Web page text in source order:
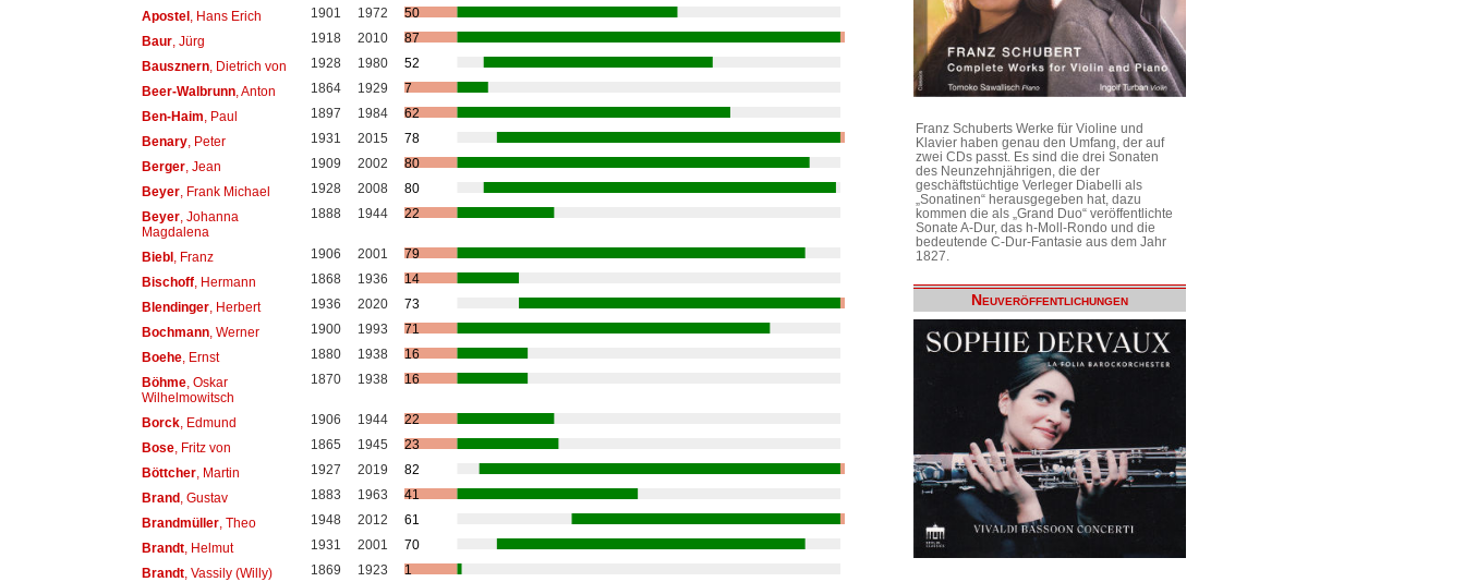
Apostel, Hans Erich 1901 1972
50
Baur, Jürg 1918 2010
87
Bausznern, Dietrich von 1928 1980
52
Beer-Walbrunn, Anton 1864 1929
7
Ben-Haim , Paul 1897 1984
62
Benary, Peter 1931 2015
78
Berger, Jean 1909 2002
80
Beyer, Frank Michael 1928 2008
80
Beyer, Johanna
Magdalena
1888 1944 22
Biebl, Franz 1906 2001
79
Bischoff, Hermann 1868 1936
14
Blendinger, Herbert 1936 2020
73
Bochmann, Werner 1900 1993
71
Boehe, Ernst 1880 1938
16
Böhme, Oskar
Wilhelmowitsch
1870 1938 16
Borck, Edmund 1906 1944
22
Bose, Fritz von 1865 1945
23
Böttcher, Martin 1927 2019
82
Brand, Gustav 1883 1963
41
Brandmüller, Theo 1948 2012
61
Brandt, Helmut 1931 2001
70
Brandt, Vassily (Willy) 1869 1923
1
Franz Schuberts Werke für Violine und
Klavier haben genau den Umfang, der auf
zwei CDs passt. Es sind die drei Sonaten
des Neunzehnjährigen, die der
geschäftstüchtige Verleger Diabelli als
„Sonatinen“ herausgegeben hat, dazu
kommen die als „Grand Duo“ veröffentlichte
Sonate A-Dur, das h-Moll-Rondo und die
bedeutende C-Dur-Fantasie aus dem Jahr
1827.
Neuveröffentlichungen